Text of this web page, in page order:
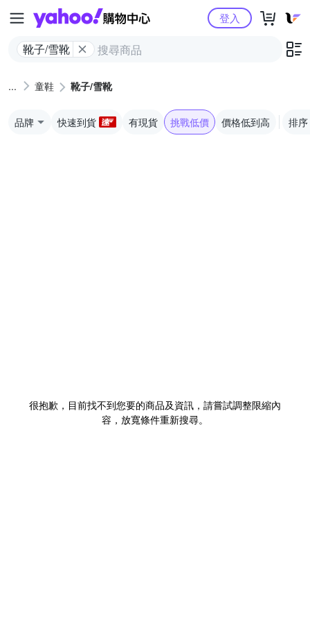
Yahoo購物中心
靴子/雪靴
登入
童鞋 靴子/雪靴
品牌 快速到貨 有現貨 挑戰低價 價格低到高 排序
很抱歉，目前找不到您要的商品及資訊，請嘗試調整限縮內
容，放寬條件重新搜尋。